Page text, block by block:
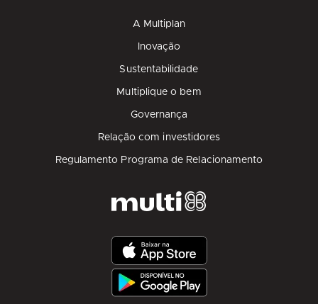
A Multiplan
Inovação
Sustentabilidade
Multiplique o bem
Governança
Relação com investidores
Regulamento Programa de Relacionamento